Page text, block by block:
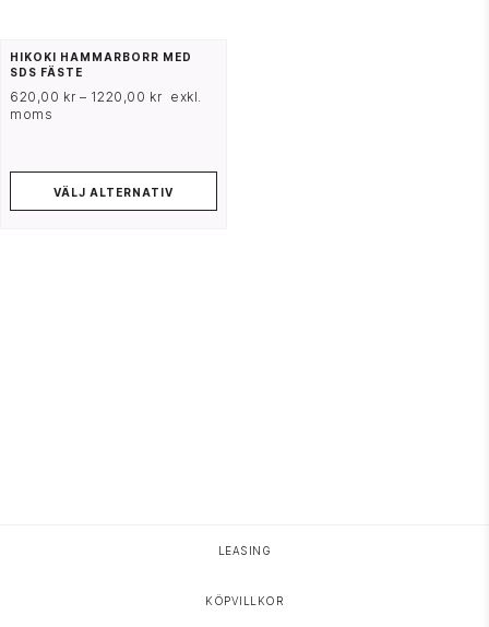
HIKOKI HAMMARBORR MED
SDS FÄSTE
620,00 kr – 1220,00 kr exkl.
moms
VÄLJ ALTERNATIV
LEASING
KÖPVILLKOR